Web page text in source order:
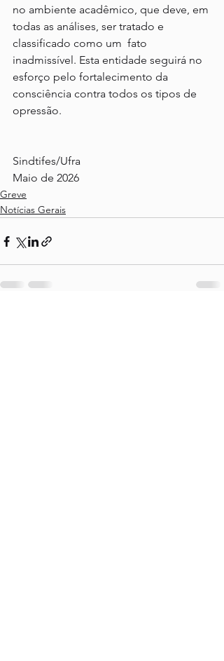
no ambiente acadêmico, que deve, em
todas as análises, ser tratado e
classificado como um  fato
inadmissível. Esta entidade seguirá no
esforço pelo fortalecimento da
consciência contra todos os tipos de
opressão.
Sindtifes/Ufra
Maio de 2026
Greve
Notícias Gerais